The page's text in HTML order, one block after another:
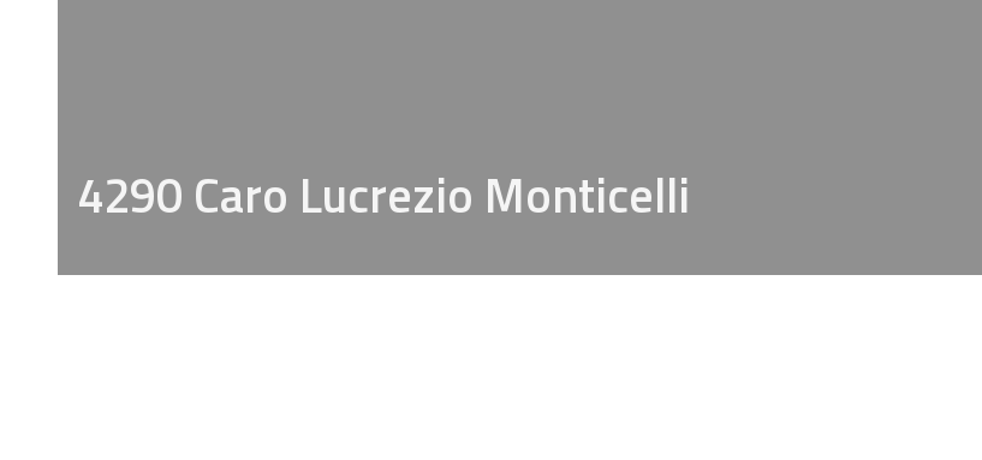
4290 Caro Lucrezio Monticelli